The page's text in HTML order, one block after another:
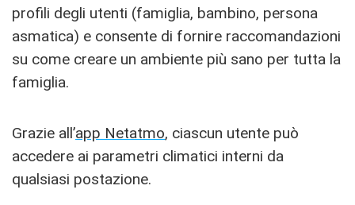
profili degli utenti (famiglia, bambino, persona
asmatica) e consente di fornire raccomandazioni
su come creare un ambiente più sano per tutta la
famiglia.
Grazie all’app Netatmo, ciascun utente può
accedere ai parametri climatici interni da
qualsiasi postazione.